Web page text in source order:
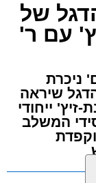
רבי אהרון
רבי דוד
"אורות
שבניו
ההידבקות
של
עם ר'
ניכרת
שיראה
ייחודי
המשלב